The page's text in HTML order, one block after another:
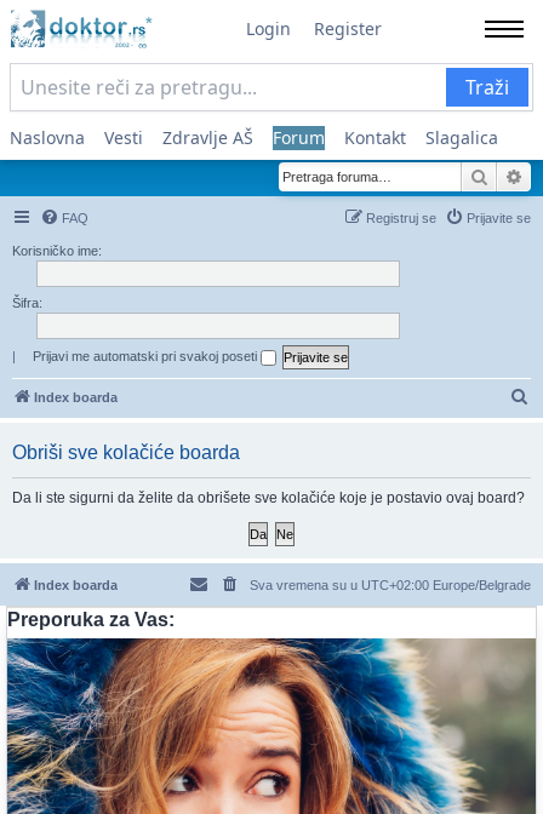
Login Register
Traži
Naslovna Vesti Zdravlje AŠ Forum Kontakt Slagalica
FAQ Prijavite se
Registruj se
Korisničko ime:
Šifra:
| Prijavi me automatski pri svakoj poseti
Index boarda
Obriši sve kolačiće boarda
Da li ste sigurni da želite da obrišete sve kolačiće koje je postavio ovaj board?
Index boarda Sva vremena su u UTC+02:00 Europe/Belgrade
Preporuka za Vas: